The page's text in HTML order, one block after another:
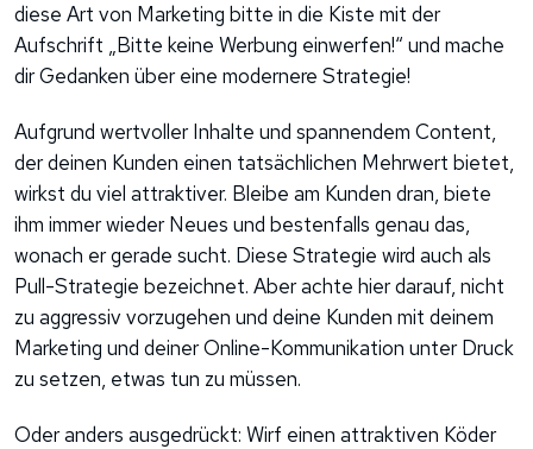
diese Art von Marketing bitte in die Kiste mit der
Aufschrift „Bitte keine Werbung einwerfen!“ und mache
dir Gedanken über eine modernere Strategie!
Aufgrund wertvoller Inhalte und spannendem Content,
der deinen Kunden einen tatsächlichen Mehrwert bietet,
wirkst du viel attraktiver. Bleibe am Kunden dran, biete
ihm immer wieder Neues und bestenfalls genau das,
wonach er gerade sucht. Diese Strategie wird auch als
Pull-Strategie bezeichnet. Aber achte hier darauf, nicht
zu aggressiv vorzugehen und deine Kunden mit deinem
Marketing und deiner Online-Kommunikation unter Druck
zu setzen, etwas tun zu müssen.
Oder anders ausgedrückt: Wirf einen attraktiven Köder